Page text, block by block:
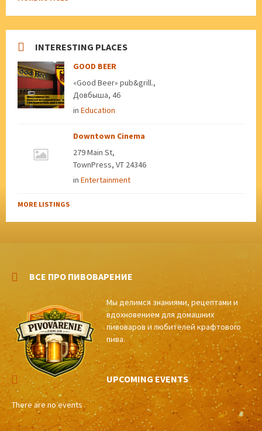
INTERESTING PLACES
GOOD BEER
«Good Beer» pub&grill.,
Довбыша, 46
in Education
Downtown Cinema
279 Main St,
TownPress, VT 24346
in Entertainment
MORE LISTINGS
ВСЕ ПРО ПИВОВАРЕНИЕ
Мы делимся знаниями, рецептами и
вдохновением для домашних
пивоваров и любителей крафтового
пива.
UPCOMING EVENTS
There are no events